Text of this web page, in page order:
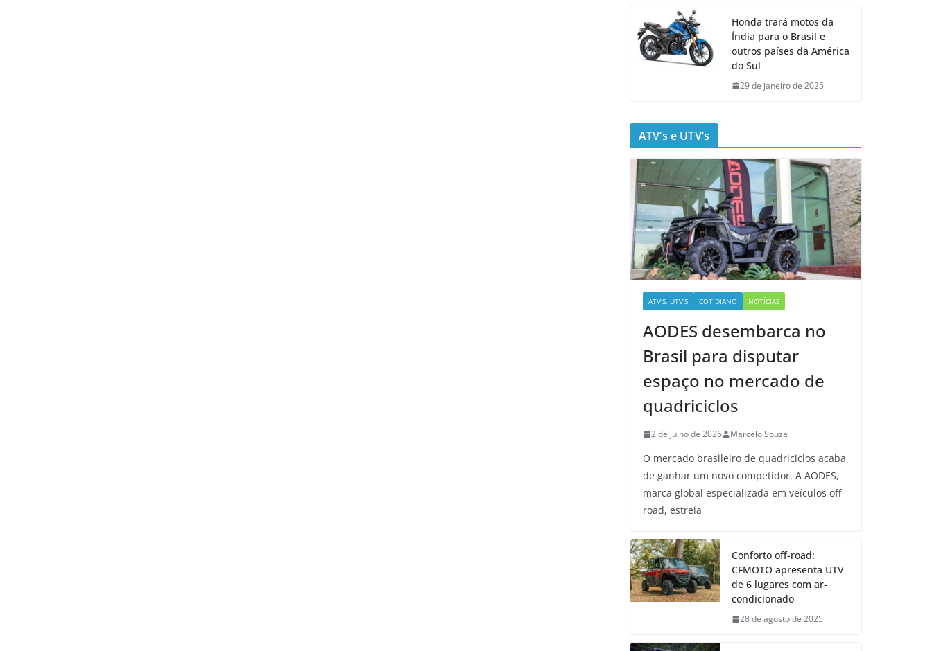
Honda trará motos da
Índia para o Brasil e
outros países da América
do Sul
29 de janeiro de 2025
ATV’s e UTV’s
ATV'S, UTV'S COTIDIANO NOTÍCIAS
AODES desembarca no
Brasil para disputar
espaço no mercado de
quadriciclos
2 de julho de 2026 Marcelo Souza
O mercado brasileiro de quadriciclos acaba
de ganhar um novo competidor. A AODES,
marca global especializada em veículos off-
road, estreia
Conforto off-road:
CFMOTO apresenta UTV
de 6 lugares com ar-
condicionado
28 de agosto de 2025